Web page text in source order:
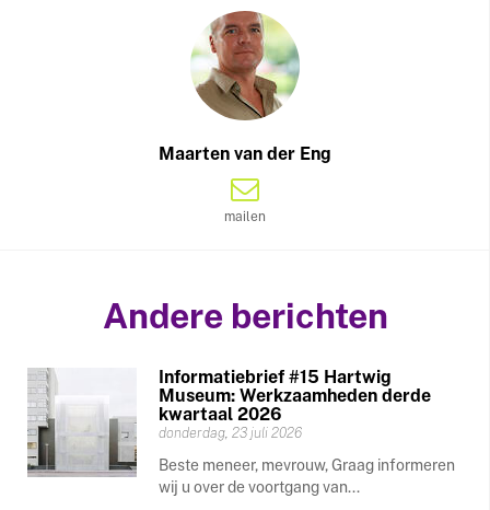
Maarten van der Eng
mailen
Andere berichten
Informatiebrief #15 Hartwig
Museum: Werkzaamheden derde
kwartaal 2026
donderdag, 23 juli 2026
Beste meneer, mevrouw, Graag informeren
wij u over de voortgang van...